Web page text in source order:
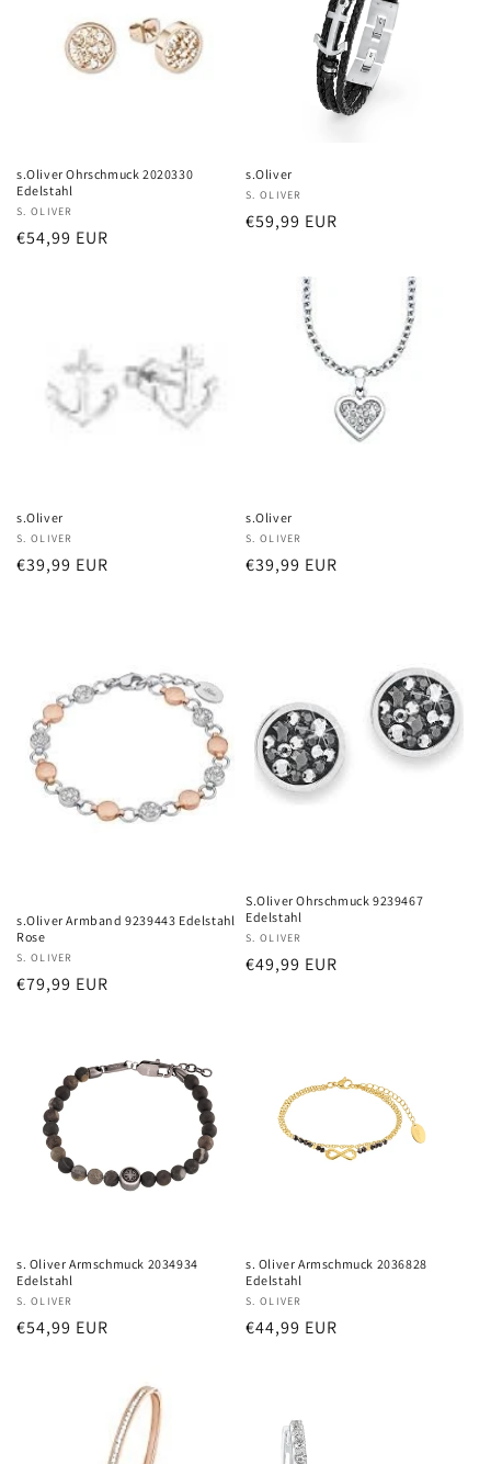
s.Oliver Ohrschmuck 2020330
Edelstahl
Anbieter:
S. OLIVER
Normaler
€54,99 EUR
s.Oliver
Anbieter:
S. OLIVER
Normaler
€59,99 EUR
s.Oliver
Anbieter:
S. OLIVER
Normaler
€39,99 EUR
s.Oliver
Anbieter:
S. OLIVER
Normaler
€39,99 EUR
s.Oliver Armband 9239443 Edelstahl
Rose
Anbieter:
S. OLIVER
Normaler
€79,99 EUR
S.Oliver Ohrschmuck 9239467
Edelstahl
Anbieter:
S. OLIVER
Normaler
€49,99 EUR
s. Oliver Armschmuck 2034934
Edelstahl
Anbieter:
S. OLIVER
Normaler
€54,99 EUR
s. Oliver Armschmuck 2036828
Edelstahl
Anbieter:
S. OLIVER
Normaler
€44,99 EUR